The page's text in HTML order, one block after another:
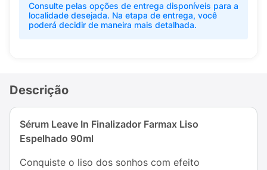
Consulte pelas opções de entrega disponíveis para a
localidade desejada. Na etapa de entrega, você
poderá decidir de maneira mais detalhada.
Descrição
Sérum Leave In Finalizador Farmax Liso
Espelhado 90ml
Conquiste o liso dos sonhos com efeito